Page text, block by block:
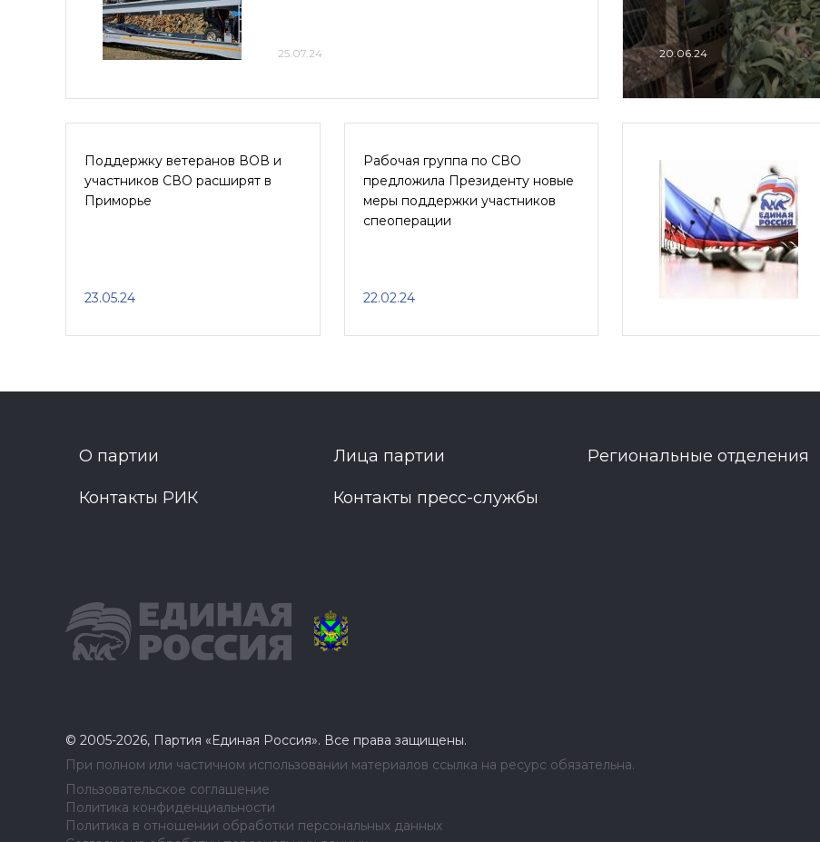
25.07.24 20.06.24
Поддержку ветеранов ВОВ и
участников СВО расширят в
Приморье
23.05.24
Рабочая группа по СВО
предложила Президенту новые
меры поддержки участников
спеоперации
22.02.24
О партии Лица партии Региональные отделения
Контакты РИК Контакты пресс-службы
© 2005-2026, Партия «Единая Россия». Все права защищены.
При полном или частичном использовании материалов ссылка на ресурс обязательна.
Пользовательское соглашение
Политика конфиденциальности
Политика в отношении обработки персональных данных